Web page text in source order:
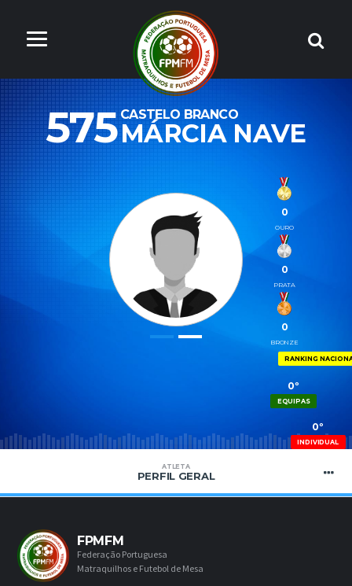
575 CASTELO BRANCO
MÁRCIA NAVE
0
OURO
0
PRATA
0
BRONZE
RANKING
0º
EQUIPAS
0º
INDIVIDUAL
ATLETA
PERFIL GERAL
FPMFM
Federação Portuguesa
Matraquilhos e Futebol de Mesa